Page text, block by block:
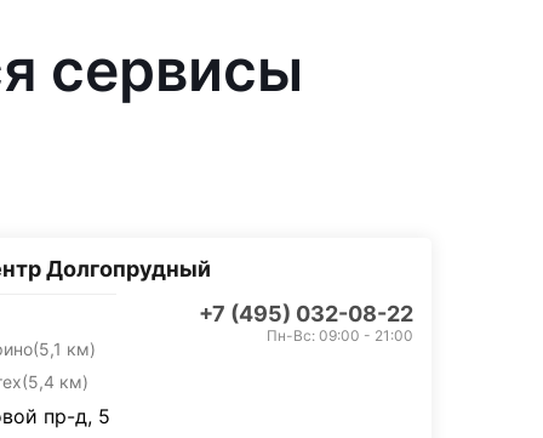
сервисы
Долгопрудный
+7 (495) 032-08-22
(5,1 км)
(5,4 км)
Пн-Вс: 09:00 - 21:00
пр-д, 5